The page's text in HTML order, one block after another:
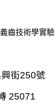
齒技術學實驗
街250號
25071